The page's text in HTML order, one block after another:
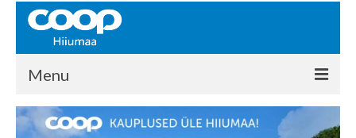
Menu
COOP HIIUMAA